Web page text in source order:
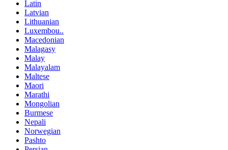
Latin
Latvian
Lithuanian
Luxembou..
Macedonian
Malagasy
Malay
Malayalam
Maltese
Maori
Marathi
Mongolian
Burmese
Nepali
Norwegian
Pashto